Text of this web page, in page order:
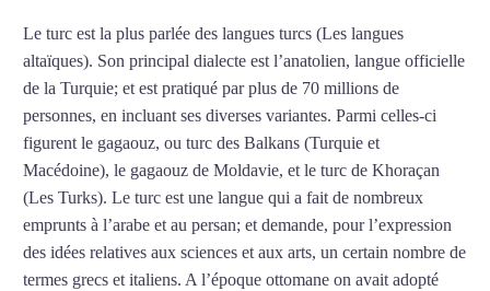
Le turc est la plus parlée des langues turcs (Les langues
altaïques). Son principal dialecte est l’anatolien, langue officielle
de la Turquie; et est pratiqué par plus de 70 millions de
personnes, en incluant ses diverses variantes. Parmi celles-ci
figurent le gagaouz, ou turc des Balkans (Turquie et
Macédoine), le gagaouz de Moldavie, et le turc de Khoraçan
(Les Turks). Le turc est une langue qui a fait de nombreux
emprunts à l’arabe et au persan; et demande, pour l’expression
des idées relatives aux sciences et aux arts, un certain nombre de
termes grecs et italiens. A l’époque ottomane on avait adopté